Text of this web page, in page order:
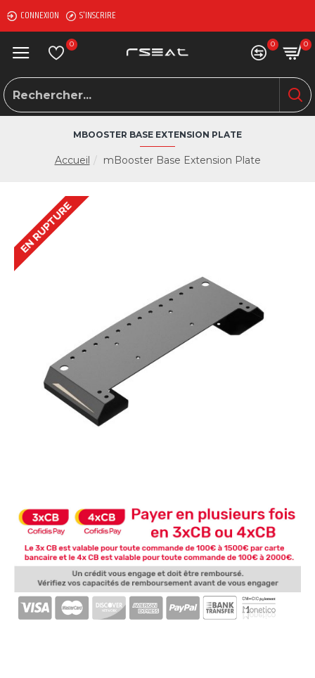
CONNEXION S'INSCRIRE
0 0 0
Accueil mBooster Base Extension Plate
MBOOSTER BASE EXTENSION PLATE
EN RUPTURE